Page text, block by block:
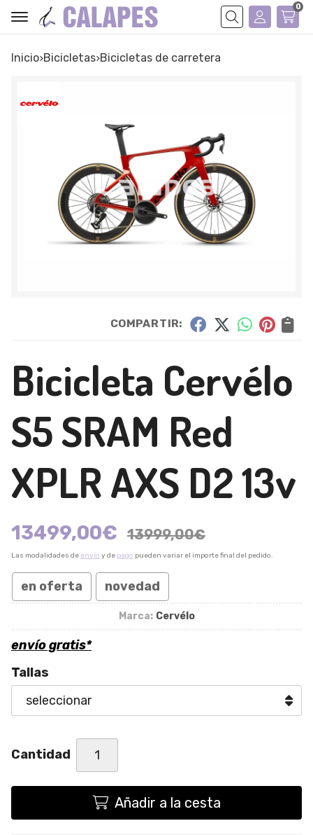
Buscar
0
Inicio bicicletas bicicletas de carretera
COMPARTIR:
Bicicleta Cervélo
S5 SRAM Red
XPLR AXS D2 13v
13499,00€ 13999,00€
Las modalidades de envío y de pago pueden variar el importe final del pedido.
en oferta novedad
Marca: Cervélo
envío gratis*
Tallas
Cantidad
Añadir a la cesta